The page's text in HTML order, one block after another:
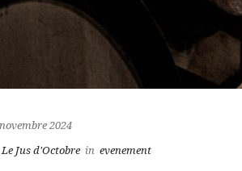
2024
Le Jus d'Octobre in evenement